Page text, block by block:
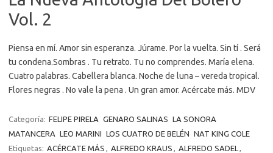
Vol. 2
Piensa en mí. Amor sin esperanza. Júrame. Por la vuelta. Sin tí . Será
tu condena.Sombras . Tu retrato. Tu no comprendes. María elena.
Cuatro palabras. Cabellera blanca. Noche de luna – vereda tropical.
Flores negras . No vale la pena . Un gran amor. Acércate más. MDV
Categoría: FELIPE PIRELA GENARO SALINAS LA SONORA
MATANCERA LEO MARINI LOS CUATRO DE BELÉN NAT KING COLE
Etiquetas: ACÉRCATE MÁS , ALFREDO KRAUS , ALFREDO SADEL ,